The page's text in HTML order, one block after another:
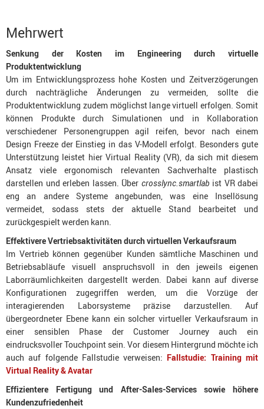
Mehrwert
Senkung der Kosten im Engineering durch virtuelle
Produktentwicklung
Um im Entwicklungsprozess hohe Kosten und Zeitverzögerungen
durch nachträgliche Änderungen zu vermeiden, sollte die
Produktentwicklung zudem möglichst lange virtuell erfolgen. Somit
können Produkte durch Simulationen und in Kollaboration
verschiedener Personengruppen agil reifen, bevor nach einem
Design Freeze der Einstieg in das V-Modell erfolgt. Besonders gute
Unterstützung leistet hier Virtual Reality (VR), da sich mit diesem
Ansatz viele ergonomisch relevanten Sachverhalte plastisch
darstellen und erleben lassen. Über crosslync.smartlab ist VR dabei
eng an andere Systeme angebunden, was eine Insellösung
vermeidet, sodass stets der aktuelle Stand bearbeitet und
zurückgespielt werden kann.
Effektivere Vertriebsaktivitäten durch virtuellen Verkaufsraum
Im Vertrieb können gegenüber Kunden sämtliche Maschinen und
Betriebsabläufe visuell anspruchsvoll in den jeweils eigenen
Laborräumlichkeiten dargestellt werden. Dabei kann auf diverse
Konfigurationen zugegriffen werden, um die Vorzüge der
interagierenden Laborsysteme präzise darzustellen. Auf
übergeordneter Ebene kann ein solcher virtueller Verkaufsraum in
einer sensiblen Phase der Customer Journey auch ein
eindrucksvoller Touchpoint sein. Vor diesem Hintergrund möchte ich
auch auf folgende Fallstudie verweisen: Fallstudie: Training mit
Virtual Reality & Avatar
Effizientere Fertigung und After-Sales-Services sowie höhere
Kundenzufriedenheit